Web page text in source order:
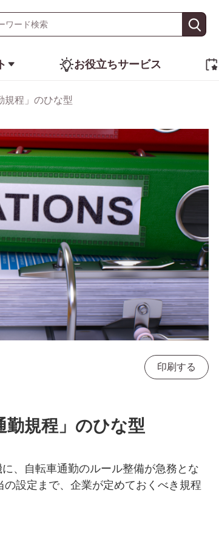
お役立ちサービス
規程」のひな型
印刷する
勤規程」のひな型
、自転車通勤のルール整備が急務とな
設定まで、企業が定めておくべき規程